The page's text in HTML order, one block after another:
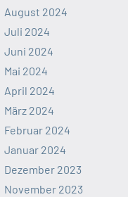
August 2024
Juli 2024
Juni 2024
Mai 2024
April 2024
März 2024
Februar 2024
Januar 2024
Dezember 2023
November 2023